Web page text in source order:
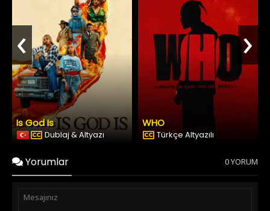
Is God Is
Dublaj & Altyazı
WHO
Türkçe Altyazılı
‹ ›
Yorumlar 0 YORUM